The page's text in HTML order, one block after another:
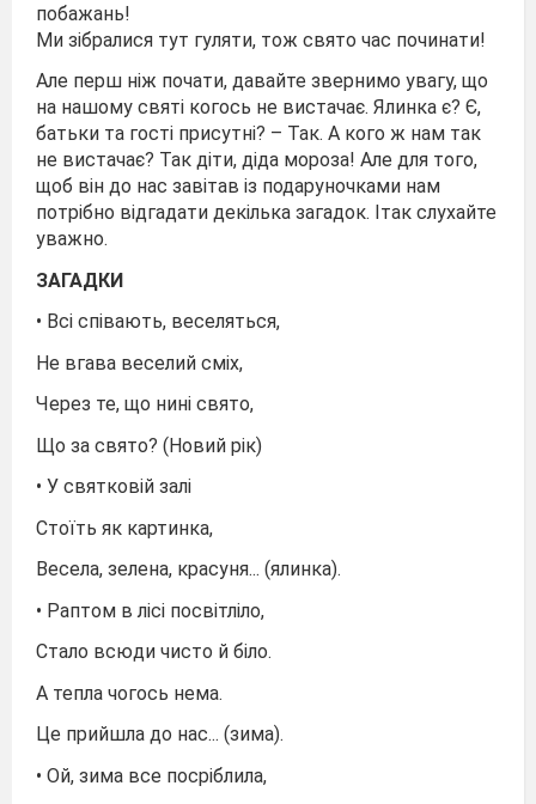
побажань!
Ми зібралися тут гуляти, тож свято час починати!
Але перш ніж почати, давайте звернимо увагу, що
на нашому святі когось не вистачає. Ялинка є? Є,
батьки та гості присутні? – Так. А кого ж нам так
не вистачає? Так діти, діда мороза! Але для того,
щоб він до нас завітав із подаруночками нам
потрібно відгадати декілька загадок. Ітак слухайте
уважно.
ЗАГАДКИ
• Всі співають, веселяться,
Не вгава веселий сміх,
Через те, що нині свято,
Що за свято? (Новий рік)
• У святковій залі
Стоїть як картинка,
Весела, зелена, красуня... (ялинка).
• Раптом в лісі посвітліло,
Стало всюди чисто й біло.
А тепла чогось нема.
Це прийшла до нас... (зима).
• Ой, зима все посріблила,